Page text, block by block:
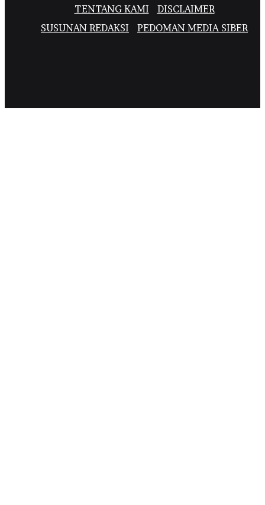
TENTANG KAMI
DISCLAIMER
SUSUNAN REDAKSI
PEDOMAN MEDIA SIBER